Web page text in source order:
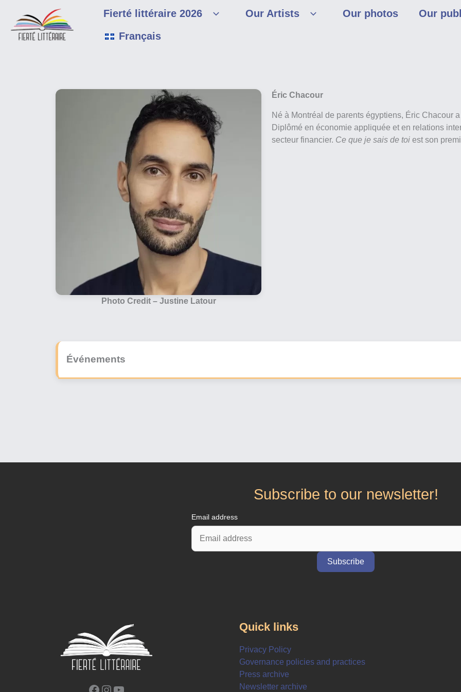
content
Fierté littéraire 2026 Our Artists Our photos
Our
Français
Photo Credit – Justine Latour
Éric Chacour
Né à Montréal de parents égyptiens, Éric Chacour
Diplômé en économie appliquée et en relations
secteur financier. Ce que je sais de toi est son
Événements
Subscribe to our newsletter!
Email address
Facebook
Instagram
YouTube
Quick links
Privacy Policy
Governance policies and practices
Press archive
Newsletter archive